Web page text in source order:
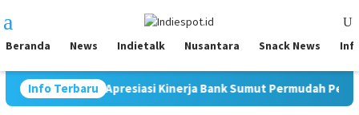
ke
konten
Mobile
Beranda News Indietalk Nusantara Snack News
Info Terbaru
Medan Apresiasi Kinerja Bank Sumut Permudah Pelaku UMKM